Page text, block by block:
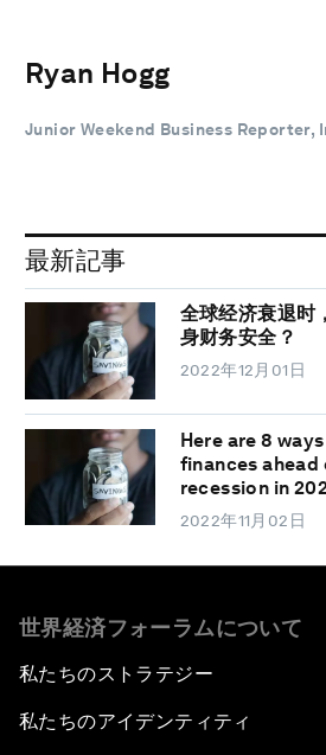
Ryan Hogg
Junior Weekend Business Reporter,
最新記事
全球经济衰退时
身财务安全？
2022年12月01日
Here are 8
finances
recession in
2022年11月02日
世界経済フォーラムについて
私たちのストラテジー
私たちのアイデンティティ